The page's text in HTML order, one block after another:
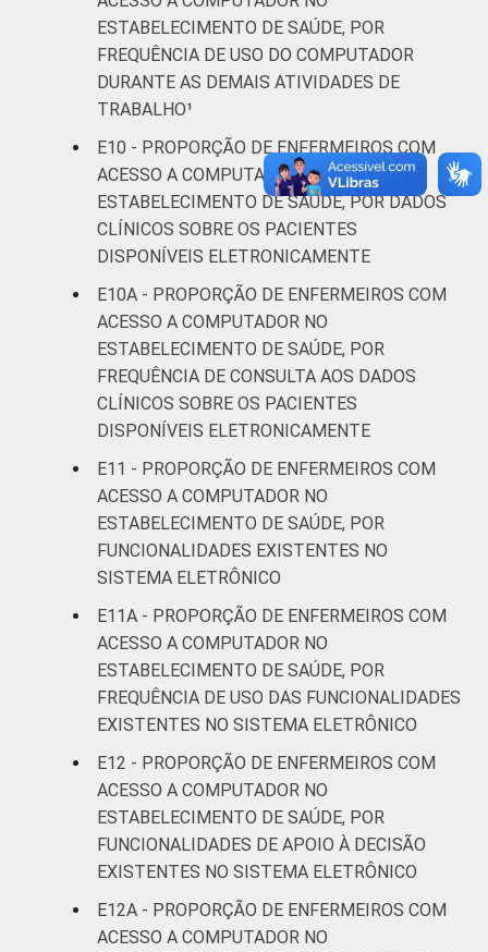
ESTABELECIMENTO DE SAÚDE, POR
FREQUÊNCIA DE USO DO COMPUTADOR
DURANTE AS DEMAIS ATIVIDADES DE
TRABALHO¹
E10 - PROPORÇÃO DE ENFERMEIROS COM
ACESSO A COMPUTADOR NO
ESTABELECIMENTO DE SAÚDE, POR DADOS
CLÍNICOS SOBRE OS PACIENTES
DISPONÍVEIS ELETRONICAMENTE
E10A - PROPORÇÃO DE ENFERMEIROS COM
ACESSO A COMPUTADOR NO
ESTABELECIMENTO DE SAÚDE, POR
FREQUÊNCIA DE CONSULTA AOS DADOS
CLÍNICOS SOBRE OS PACIENTES
DISPONÍVEIS ELETRONICAMENTE
E11 - PROPORÇÃO DE ENFERMEIROS COM
ACESSO A COMPUTADOR NO
ESTABELECIMENTO DE SAÚDE, POR
FUNCIONALIDADES EXISTENTES NO
SISTEMA ELETRÔNICO
E11A - PROPORÇÃO DE ENFERMEIROS COM
ACESSO A COMPUTADOR NO
ESTABELECIMENTO DE SAÚDE, POR
FREQUÊNCIA DE USO DAS FUNCIONALIDADES
EXISTENTES NO SISTEMA ELETRÔNICO
E12 - PROPORÇÃO DE ENFERMEIROS COM
ACESSO A COMPUTADOR NO
ESTABELECIMENTO DE SAÚDE, POR
FUNCIONALIDADES DE APOIO À DECISÃO
EXISTENTES NO SISTEMA ELETRÔNICO
E12A - PROPORÇÃO DE ENFERMEIROS COM
ACESSO A COMPUTADOR NO